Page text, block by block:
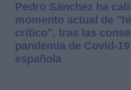
Pedro Sánchez ha
momento actual de
crítico", tras las
pandemia de Covid-
española